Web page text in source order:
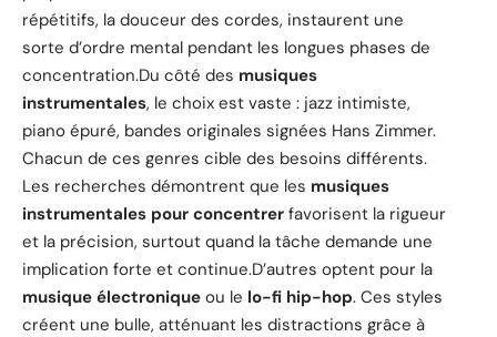
répétitifs, la douceur des cordes, instaurent une
sorte d’ordre mental pendant les longues phases de
concentration.Du côté des musiques
instrumentales, le choix est vaste : jazz intimiste,
piano épuré, bandes originales signées Hans Zimmer.
Chacun de ces genres cible des besoins différents.
Les recherches démontrent que les musiques
instrumentales pour concentrer favorisent la rigueur
et la précision, surtout quand la tâche demande une
implication forte et continue.D’autres optent pour la
musique électronique ou le lo-fi hip-hop. Ces styles
créent une bulle, atténuant les distractions grâce à